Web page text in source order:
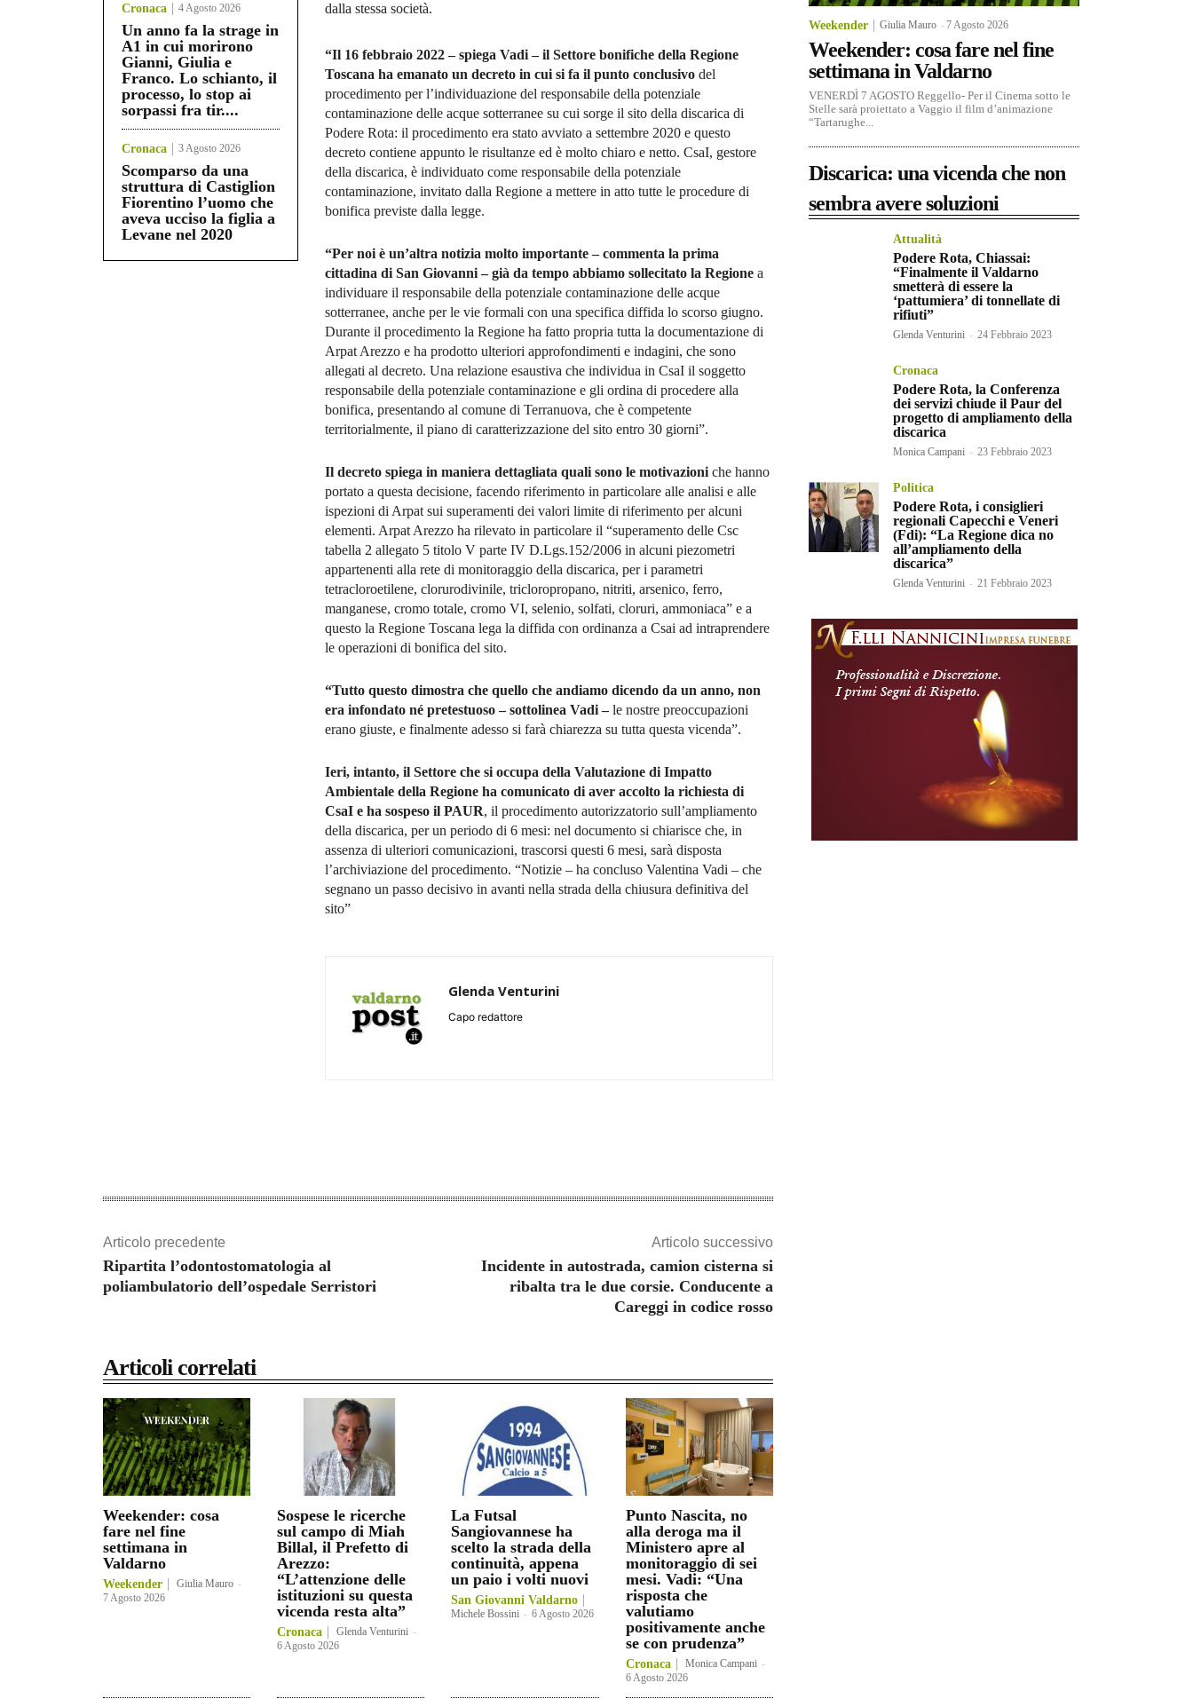
Cronaca 4 Agosto 2026
Un anno fa la strage in
A1 in cui morirono
Gianni, Giulia e
Franco. Lo schianto, il
processo, lo stop ai
sorpassi fra tir....
Cronaca 3 Agosto 2026
Scomparso da una
struttura di Castiglion
Fiorentino l’uomo che
aveva ucciso la figlia a
Levane nel 2020
dalla stessa società.
“Il 16 febbraio 2022 – spiega Vadi – il Settore bonifiche della Regione
Toscana ha emanato un decreto in cui si fa il punto conclusivo del
procedimento per l’individuazione del responsabile della potenziale
contaminazione delle acque sotterranee su cui sorge il sito della discarica di
Podere Rota: il procedimento era stato avviato a settembre 2020 e questo
decreto contiene appunto le risultanze ed è molto chiaro e netto. CsaI, gestore
della discarica, è individuato come responsabile della potenziale
contaminazione, invitato dalla Regione a mettere in atto tutte le procedure di
bonifica previste dalla legge.
“Per noi è un’altra notizia molto importante – commenta la prima
cittadina di San Giovanni – già da tempo abbiamo sollecitato la Regione a
individuare il responsabile della potenziale contaminazione delle acque
sotterranee, anche per le vie formali con una specifica diffida lo scorso giugno.
Durante il procedimento la Regione ha fatto propria tutta la documentazione di
Arpat Arezzo e ha prodotto ulteriori approfondimenti e indagini, che sono
allegati al decreto. Una relazione esaustiva che individua in CsaI il soggetto
responsabile della potenziale contaminazione e gli ordina di procedere alla
bonifica, presentando al comune di Terranuova, che è competente
territorialmente, il piano di caratterizzazione del sito entro 30 giorni”.
Il decreto spiega in maniera dettagliata quali sono le motivazioni che hanno
portato a questa decisione, facendo riferimento in particolare alle analisi e alle
ispezioni di Arpat sui superamenti dei valori limite di riferimento per alcuni
elementi. Arpat Arezzo ha rilevato in particolare il “superamento delle Csc
tabella 2 allegato 5 titolo V parte IV D.Lgs.152/2006 in alcuni piezometri
appartenenti alla rete di monitoraggio della discarica, per i parametri
tetracloroetilene, clorurodivinile, tricloropropano, nitriti, arsenico, ferro,
manganese, cromo totale, cromo VI, selenio, solfati, cloruri, ammoniaca” e a
questo la Regione Toscana lega la diffida con ordinanza a Csai ad intraprendere
le operazioni di bonifica del sito.
“Tutto questo dimostra che quello che andiamo dicendo da un anno, non
era infondato né pretestuoso – sottolinea Vadi –le nostre preoccupazioni
erano giuste, e finalmente adesso si farà chiarezza su tutta questa vicenda”.
Ieri, intanto, il Settore che si occupa della Valutazione di Impatto
Ambientale della Regione ha comunicato di aver accolto la richiesta di
CsaI e ha sospeso il PAUR, il procedimento autorizzatorio sull’ampliamento
della discarica, per un periodo di 6 mesi: nel documento si chiarisce che, in
assenza di ulteriori comunicazioni, trascorsi questi 6 mesi, sarà disposta
l’archiviazione del procedimento. “Notizie – ha concluso Valentina Vadi – che
segnano un passo decisivo in avanti nella strada della chiusura definitiva del
sito”
Glenda Venturini
Capo redattore
Articolo precedente
Ripartita l’odontostomatologia al
poliambulatorio dell’ospedale Serristori
Articolo successivo
Incidente in autostrada, camion cisterna si
ribalta tra le due corsie. Conducente a
Careggi in codice rosso
Articoli correlati
Weekender: cosa
fare nel fine
settimana in
Valdarno
Weekender Giulia Mauro -
7 Agosto 2026
Sospese le ricerche
sul campo di Miah
Billal, il Prefetto di
Arezzo:
“L’attenzione delle
istituzioni su questa
vicenda resta alta”
Cronaca Glenda Venturini -
6 Agosto 2026
La Futsal
Sangiovannese ha
scelto la strada della
continuità, appena
un paio i volti nuovi
San Giovanni Valdarno
Michele Bossini - 6 Agosto 2026
Punto Nascita, no
alla deroga ma il
Ministero apre al
monitoraggio di sei
mesi. Vadi: “Una
risposta che
valutiamo
positivamente anche
se con prudenza”
Cronaca Monica Campani -
6 Agosto 2026
Weekender Giulia Mauro -7 Agosto 2026
Weekender: cosa fare nel fine
settimana in Valdarno
VENERDÌ 7 AGOSTO Reggello- Per il Cinema sotto le
Stelle sarà proiettato a Vaggio il film d’animazione
“Tartarughe...
Discarica: una vicenda che non
sembra avere soluzioni
Attualità
Podere Rota, Chiassai:
“Finalmente il Valdarno
smetterà di essere la
‘pattumiera’ di tonnellate di
rifiuti”
Glenda Venturini - 24 Febbraio 2023
Cronaca
Podere Rota, la Conferenza
dei servizi chiude il Paur del
progetto di ampliamento della
discarica
Monica Campani - 23 Febbraio 2023
Politica
Podere Rota, i consiglieri
regionali Capecchi e Veneri
(Fdi): “La Regione dica no
all’ampliamento della
discarica”
Glenda Venturini - 21 Febbraio 2023